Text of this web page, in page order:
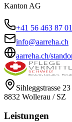
Kanton AG
+41 56 463 87 01
info@aarreha.ch
aarreha.ch/
Sihleggstrasse 23
8832 Wollerau / SZ
Leistungen